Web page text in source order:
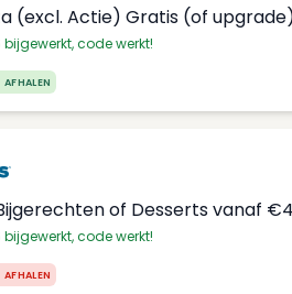
(excl. Actie) Gratis (of
code werkt!
AFHALEN
of Desserts vanaf
code werkt!
AFHALEN